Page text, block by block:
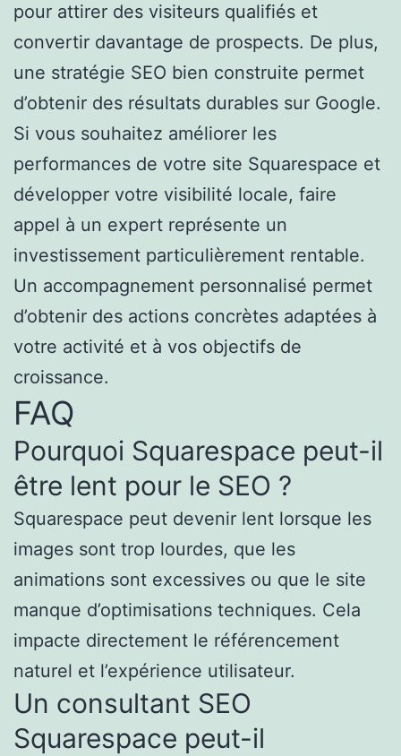
pour attirer des visiteurs qualifiés et
convertir davantage de prospects. De plus,
une stratégie SEO bien construite permet
d’obtenir des résultats durables sur Google.
Si vous souhaitez améliorer les
performances de votre site Squarespace et
développer votre visibilité locale, faire
appel à un expert représente un
investissement particulièrement rentable.
Un accompagnement personnalisé permet
d’obtenir des actions concrètes adaptées à
votre activité et à vos objectifs de
croissance.
FAQ
Pourquoi Squarespace peut-il
être lent pour le SEO ?
Squarespace peut devenir lent lorsque les
images sont trop lourdes, que les
animations sont excessives ou que le site
manque d’optimisations techniques. Cela
impacte directement le référencement
naturel et l’expérience utilisateur.
Un consultant SEO
Squarespace peut-il